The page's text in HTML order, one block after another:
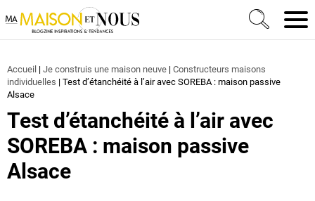
Ma Maison et Nous Construction, rénovation &
Accueil | Je construis une maison neuve | Constructeurs maisons
individuelles | Test d’étanchéité à l’air avec SOREBA : maison passive
Alsace
Test d’étanchéité à l’air avec
SOREBA : maison passive
Alsace